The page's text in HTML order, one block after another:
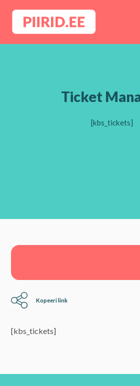
Ticket
[kbs_tickets]
Kopeeri link
[kbs_tickets]